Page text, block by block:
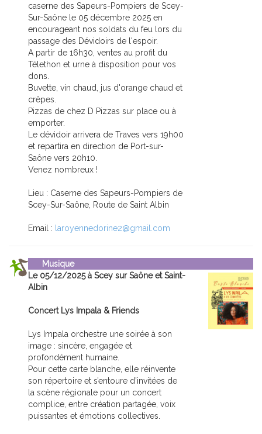
caserne des Sapeurs-Pompiers de Scey-
Sur-Saône le 05 décembre 2025 en
encourageant nos soldats du feu lors du
passage des Dévidoirs de l'espoir.
A partir de 16h30, ventes au profit du
Télethon et urne à disposition pour vos
dons.
Buvette, vin chaud, jus d'orange chaud et
crêpes.
Pizzas de chez D Pizzas sur place ou à
emporter.
Le dévidoir arrivera de Traves vers 19h00
et repartira en direction de Port-sur-
Saône vers 20h10.
Venez nombreux !
Lieu : Caserne des Sapeurs-Pompiers de
Scey-Sur-Saône, Route de Saint Albin
Email : laroyennedorine2@gmail.com
Musique
Le 05/12/2025 à Scey sur Saône et Saint-
Albin
Concert Lys Impala & Friends
Lys Impala orchestre une soirée à son
image : sincère, engagée et
profondément humaine.
Pour cette carte blanche, elle réinvente
son répertoire et s’entoure d’invitées de
la scène régionale pour un concert
complice, entre création partagée, voix
puissantes et émotions collectives.